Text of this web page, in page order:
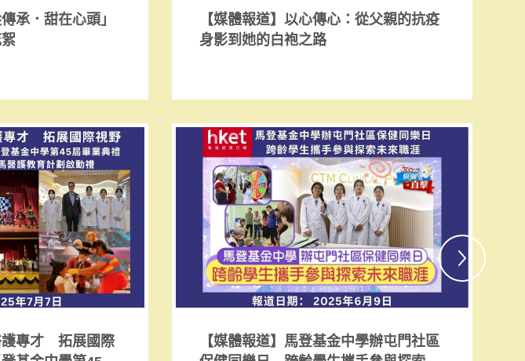
承．甜在心頭」
【媒體報道】以心傳心：從父親的抗疫
身影到她的白袍之路
護專才 拓展國際
【媒體報道】馬登基金中學辦屯門社區